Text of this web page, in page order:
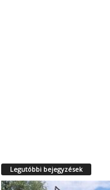
Legutóbbi bejegyzések